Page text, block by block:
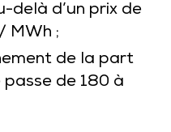
delà d’un prix de
MWh ;
de la part
de 180 à